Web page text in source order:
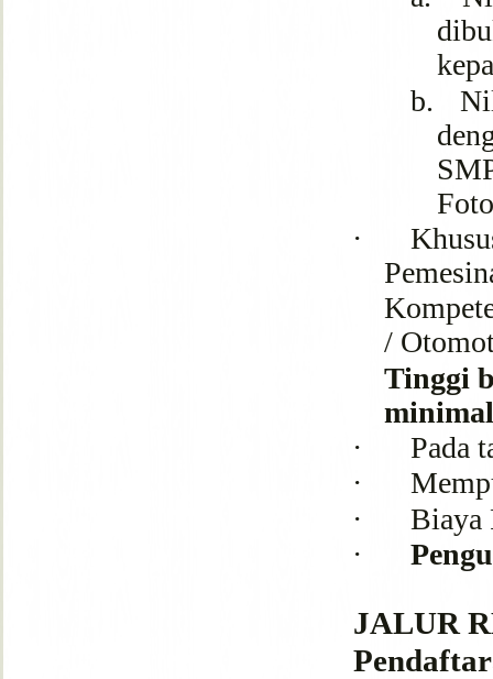
b.
·
/
Tinggi
·
Pada
·
·
Biaya
·
JALUR